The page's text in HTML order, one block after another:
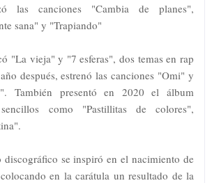
las canciones "Cambia de planes",
sana" y "Trapiando"
"La vieja" y "7 esferas", dos temas en rap
después, estrenó las canciones "Omi" y
También presentó en 2020 el álbum
como "Pastillitas de colores",
discográfico se inspiró en el nacimiento de
en la carátula un resultado de la